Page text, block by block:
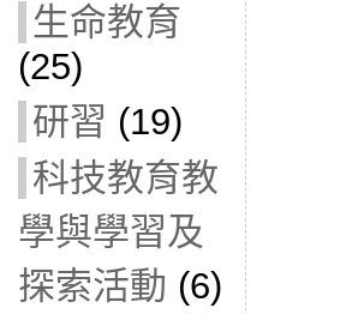
生命教育
(25)
研習 (19)
科技教育教
學與學習及
探索活動 (6)